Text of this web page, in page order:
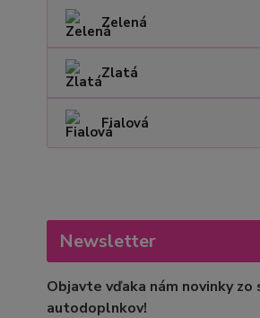
Zelená
Zlatá
Fialová
Newsletter
Objavte vďaka nám novinky zo
autodoplnkov!